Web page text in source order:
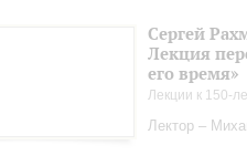
Сергей
Лекция
его время»
Лекции к 150-
Лектор –